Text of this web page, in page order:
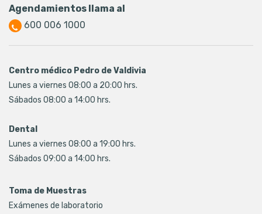
Agendamientos llama al
600 006 1000
Centro médico Pedro de Valdivia
Lunes a viernes 08:00 a 20:00 hrs.
Sábados 08:00 a 14:00 hrs.
Dental
Lunes a viernes 08:00 a 19:00 hrs.
Sábados 09:00 a 14:00 hrs.
Toma de Muestras
Exámenes de laboratorio